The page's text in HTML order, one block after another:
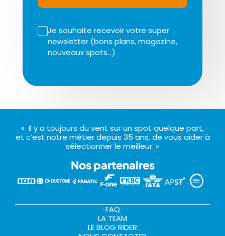
Je souhaite recevoir votre super
newsletter (bons plans, magazine,
nouveaux spots…)
« Il y a toujours du vent sur un spot quelque part,
et c’est notre métier depuis 35 ans, de vous aider à
sélectionner le meilleur. »
Nos partenaires
FAQ
LA TEAM
LE BLOG RIDER